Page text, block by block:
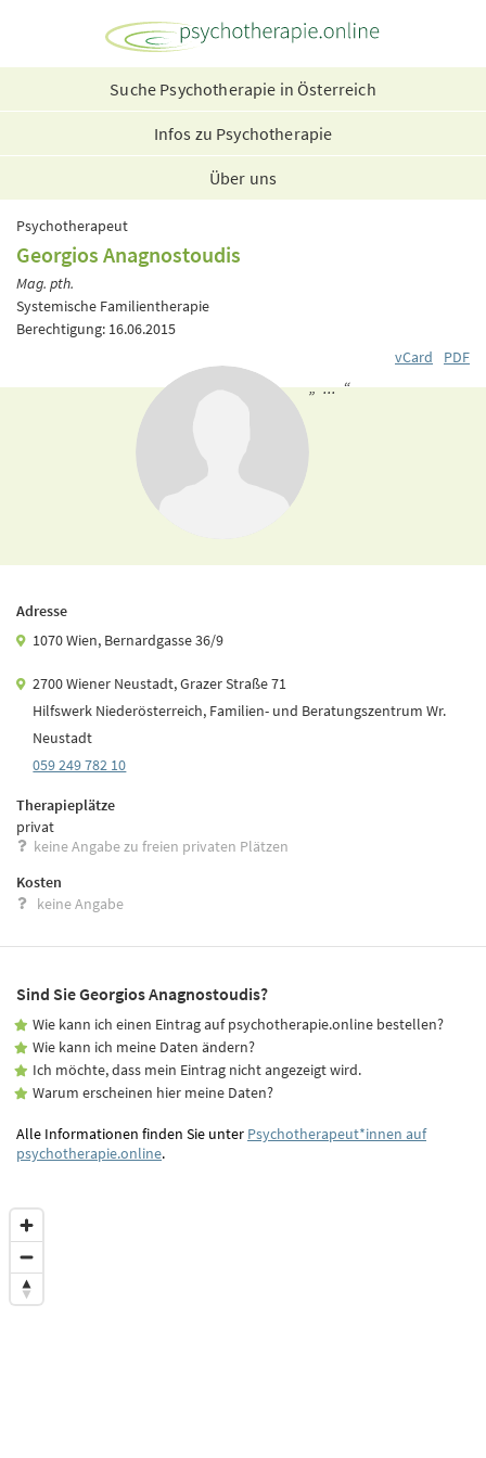
Suche Psychotherapie in Österreich
Infos zu Psychotherapie
Über uns
Psychotherapeut
Georgios Anagnostoudis
Mag. pth.
Systemische Familientherapie
Berechtigung: 16.06.2015
vCard
PDF
„ ... “
Adresse
1070 Wien, Bernardgasse 36/9
2700 Wiener Neustadt, Grazer Straße 71
Hilfswerk Niederösterreich, Familien- und Beratungszentrum Wr.
Neustadt
059 249 782 10
Therapieplätze
privat
keine Angabe zu freien privaten Plätzen
Kosten
keine Angabe
Sind Sie Georgios Anagnostoudis?
Wie kann ich einen Eintrag auf psychotherapie.online bestellen?
Wie kann ich meine Daten ändern?
Ich möchte, dass mein Eintrag nicht angezeigt wird.
Warum erscheinen hier meine Daten?
Alle Informationen finden Sie unter Psychotherapeut*innen auf
psychotherapie.online.